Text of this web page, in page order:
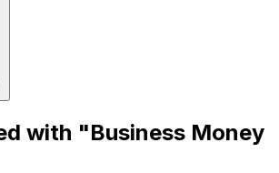
with "Business Money